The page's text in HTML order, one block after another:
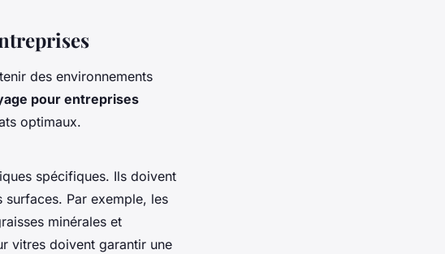
des environnements
pour entreprises
optimaux.
spécifiques. Ils doivent
Par exemple, les
minérales et
vitres doivent garantir une